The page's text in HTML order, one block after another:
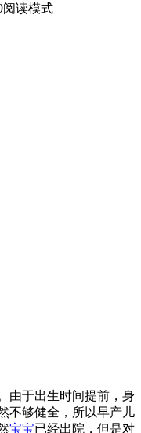
阅读模式
由于出生时间提前，身
不够健全，所以早产儿
宝宝已经出院，但是对